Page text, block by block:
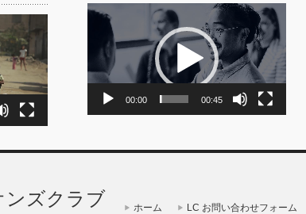
動
00:00 00:45
ンズクラブ ホーム LC お問い合わせフォーム